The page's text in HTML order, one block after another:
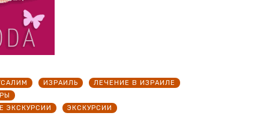
ИЗРАИЛЬ
ЛЕЧЕНИЕ В ИЗРАИЛЕ
ЭКСКУРСИИ
ЭКСКУРСИИ